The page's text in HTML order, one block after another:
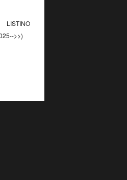
LISTINO
>>)